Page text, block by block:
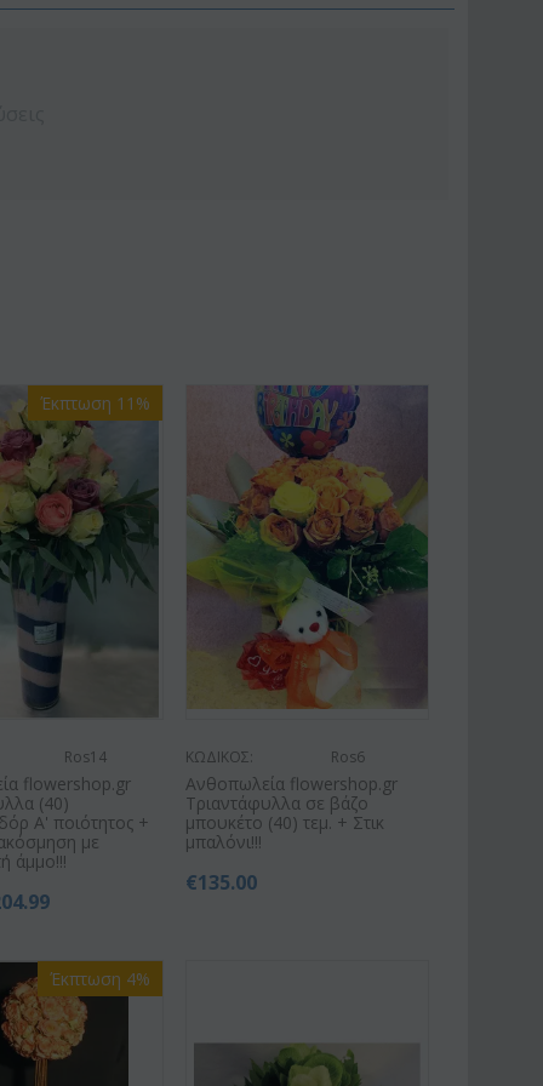
Έκπτωση 11%
Ros14
flowershop.gr
(40)
Α' ποιότητος +
με
άμμο!!!
ΚΩΔΙΚΟΣ: Ros6
Ανθοπωλεία flowershop.gr
Τριαντάφυλλα σε βάζο
μπουκέτο (40) τεμ. + Στικ
μπαλόνι!!!
€135.00
Έκπτωση 4%